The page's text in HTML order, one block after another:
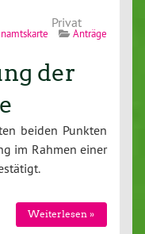
Privat
Anträge
der
beiden Punkten
im Rahmen einer
Weiterlesen »